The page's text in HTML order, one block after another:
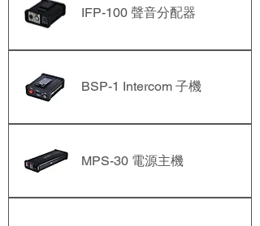
IFP-100 聲音分配器
BSP-1 Intercom 子機
MPS-30 電源主機